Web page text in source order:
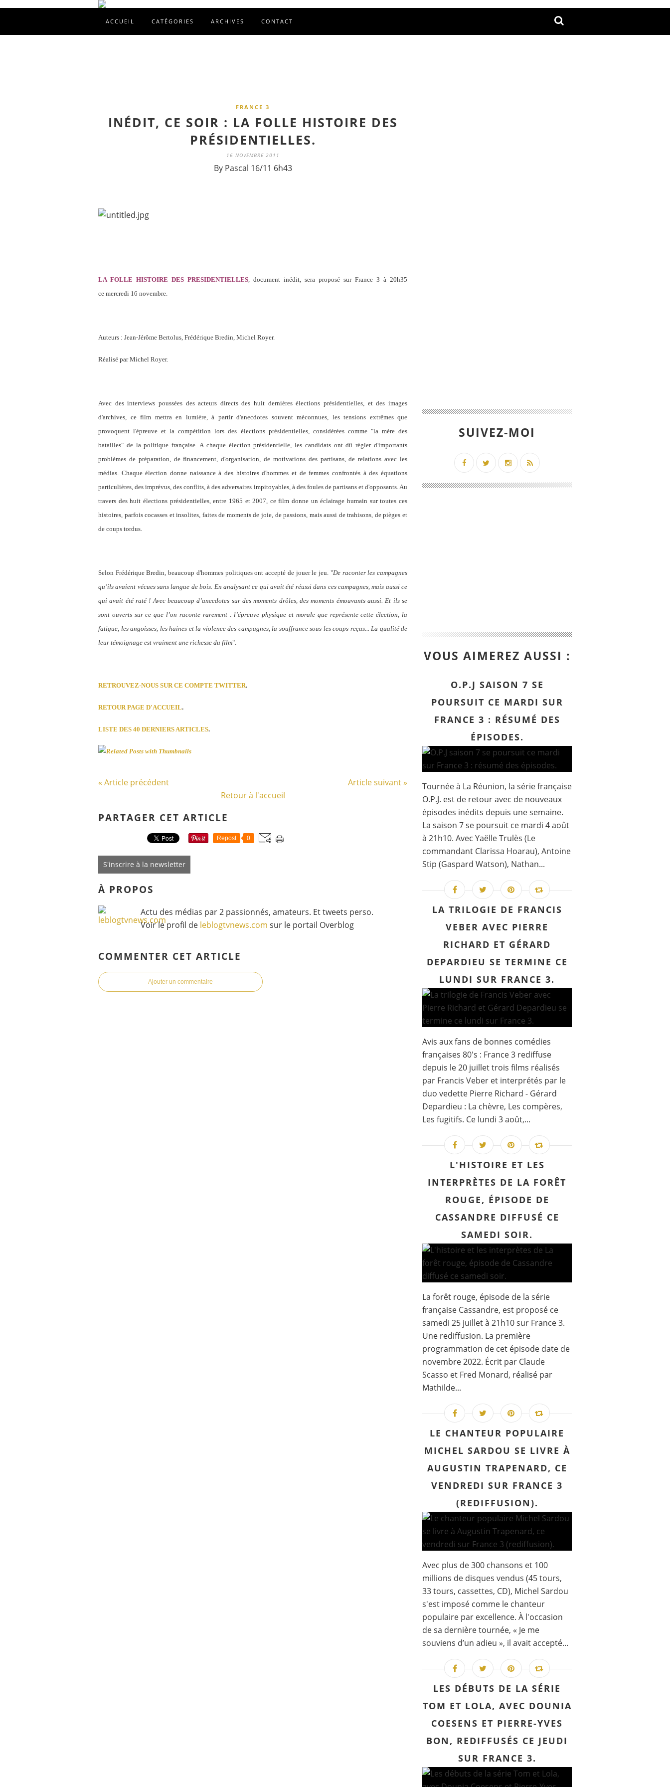
ACCUEIL CATÉGORIES ARCHIVES CONTACT
FRANCE 3
INÉDIT, CE SOIR : LA FOLLE HISTOIRE DES
PRÉSIDENTIELLES.
16 NOVEMBRE 2011
By Pascal 16/11 6h43
LA FOLLE HISTOIRE DES PRESIDENTIELLES, document inédit, sera proposé sur France 3 à 20h35
ce mercredi 16 novembre.
Auteurs : Jean-Jérôme Bertolus, Frédérique Bredin, Michel Royer.
Réalisé par Michel Royer.
Avec des interviews poussées des acteurs directs des huit dernières élections présidentielles, et des images
d'archives, ce film mettra en lumière, à partir d'anecdotes souvent méconnues, les tensions extrêmes que
provoquent l'épreuve et la compétition lors des élections présidentielles, considérées comme "la mère des
batailles" de la politique française. A chaque élection présidentielle, les candidats ont dû régler d'importants
problèmes de préparation, de financement, d'organisation, de motivations des partisans, de relations avec les
médias. Chaque élection donne naissance à des histoires d'hommes et de femmes confrontés à des équations
particulières, des imprévus, des conflits, à des adversaires impitoyables, à des foules de partisans et d'opposants. Au
travers des huit élections présidentielles, entre 1965 et 2007, ce film donne un éclairage humain sur toutes ces
histoires, parfois cocasses et insolites, faites de moments de joie, de passions, mais aussi de trahisons, de pièges et
de coups tordus.
Selon Frédérique Bredin, beaucoup d'hommes politiques ont accepté de jouer le jeu. "De raconter les campagnes
qu’ils avaient vécues sans langue de bois. En analysant ce qui avait été réussi dans ces campagnes, mais aussi ce
qui avait été raté ! Avec beaucoup d’anecdotes sur des moments drôles, des moments émouvants aussi. Et ils se
sont ouverts sur ce que l’on raconte rarement : l’épreuve physique et morale que représente cette élection, la
fatigue, les angoisses, les haines et la violence des campagnes, la souffrance sous les coups reçus... La qualité de
leur témoignage est vraiment une richesse du film".
RETROUVEZ-NOUS SUR CE COMPTE TWITTER.
RETOUR PAGE D'ACCUEIL.
LISTE DES 40 DERNIERS ARTICLES.
« Article précédent
Article suivant »
Retour à l'accueil
PARTAGER CET ARTICLE
Repost 0
S'inscrire à la newsletter
À PROPOS
Actu des médias par 2 passionnés, amateurs. Et tweets perso.
Voir le profil de leblogtvnews.com sur le portail Overblog
COMMENTER CET ARTICLE
Ajouter un commentaire
SUIVEZ-MOI
VOUS AIMEREZ AUSSI :
O.P.J SAISON 7 SE
POURSUIT CE MARDI SUR
FRANCE 3 : RÉSUMÉ DES
ÉPISODES.
Tournée à La Réunion, la série française
O.P.J. est de retour avec de nouveaux
épisodes inédits depuis une semaine.
La saison 7 se poursuit ce mardi 4 août
à 21h10. Avec Yaëlle Trulès (Le
commandant Clarissa Hoarau), Antoine
Stip (Gaspard Watson), Nathan...
LA TRILOGIE DE FRANCIS
VEBER AVEC PIERRE
RICHARD ET GÉRARD
DEPARDIEU SE TERMINE CE
LUNDI SUR FRANCE 3.
Avis aux fans de bonnes comédies
françaises 80's : France 3 rediffuse
depuis le 20 juillet trois films réalisés
par Francis Veber et interprétés par le
duo vedette Pierre Richard - Gérard
Depardieu : La chèvre, Les compères,
Les fugitifs. Ce lundi 3 août,...
L'HISTOIRE ET LES
INTERPRÈTES DE LA FORÊT
ROUGE, ÉPISODE DE
CASSANDRE DIFFUSÉ CE
SAMEDI SOIR.
La forêt rouge, épisode de la série
française Cassandre, est proposé ce
samedi 25 juillet à 21h10 sur France 3.
Une rediffusion. La première
programmation de cet épisode date de
novembre 2022. Écrit par Claude
Scasso et Fred Monard, réalisé par
Mathilde...
LE CHANTEUR POPULAIRE
MICHEL SARDOU SE LIVRE À
AUGUSTIN TRAPENARD, CE
VENDREDI SUR FRANCE 3
(REDIFFUSION).
Avec plus de 300 chansons et 100
millions de disques vendus (45 tours,
33 tours, cassettes, CD), Michel Sardou
s'est imposé comme le chanteur
populaire par excellence. À l'occasion
de sa dernière tournée, « Je me
souviens d’un adieu », il avait accepté...
LES DÉBUTS DE LA SÉRIE
TOM ET LOLA, AVEC DOUNIA
COESENS ET PIERRE-YVES
BON, REDIFFUSÉS CE JEUDI
SUR FRANCE 3.